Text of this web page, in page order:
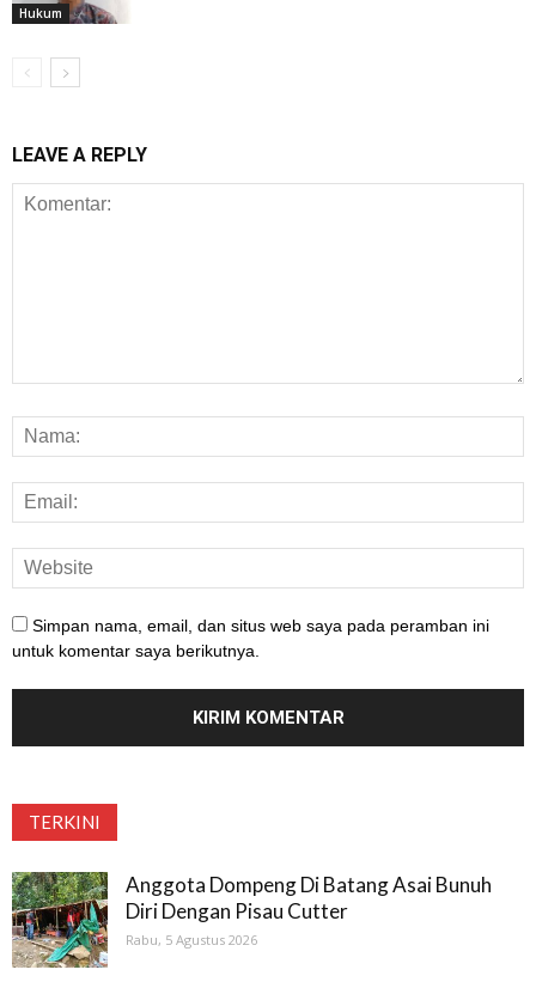
Hukum
LEAVE A REPLY
Simpan nama, email, dan situs web saya pada peramban ini
untuk komentar saya berikutnya.
TERKINI
Anggota Dompeng Di Batang Asai Bunuh
Diri Dengan Pisau Cutter
Rabu, 5 Agustus 2026